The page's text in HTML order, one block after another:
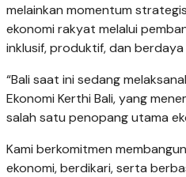
melainkan momentum
ekonomi rakyat melalui
inklusif, produktif, dan berdaya
“Bali saat ini sedang
Ekonomi Kerthi Bali, yang
salah satu penopang utama
Kami berkomitmen membangun
ekonomi, berdikari, serta